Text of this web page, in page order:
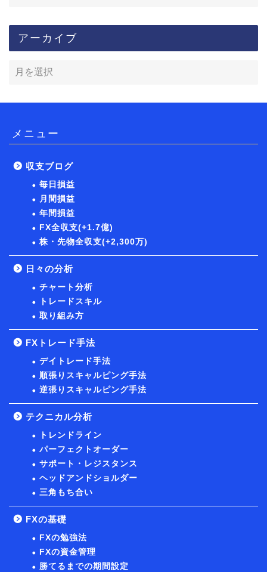
アーカイブ
メニュー
収支ブログ
毎日損益
月間損益
年間損益
FX全収支(+1.7億)
株・先物全収支(+2,300万)
日々の分析
チャート分析
トレードスキル
取り組み方
FXトレード手法
デイトレード手法
順張りスキャルピング手法
逆張りスキャルピング手法
テクニカル分析
トレンドライン
パーフェクトオーダー
サポート・レジスタンス
ヘッドアンドショルダー
三角もち合い
FXの基礎
FXの勉強法
FXの資金管理
勝てるまでの期間設定